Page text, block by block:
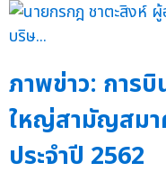
ภาพข่าว: การบิ
ใหญ่สามัญสมา
ประจำปี 2562